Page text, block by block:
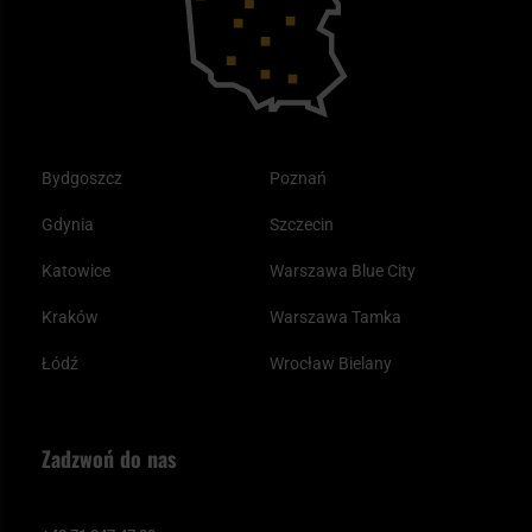
Bydgoszcz
Gdynia
Katowice
Kraków
Łódź
Poznań
Szczecin
Warszawa Blue City
Warszawa Tamka
Wrocław Bielany
Zadzwoń do nas